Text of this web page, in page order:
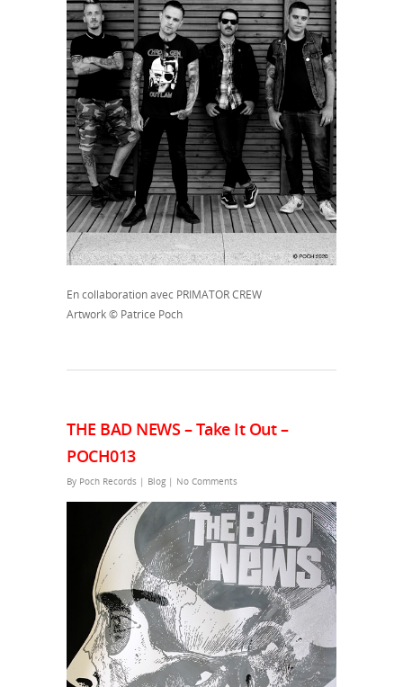
En collaboration avec PRIMATOR CREW
Artwork © Patrice Poch
THE BAD NEWS – Take It Out –
POCH013
By Poch Records | Blog | No Comments